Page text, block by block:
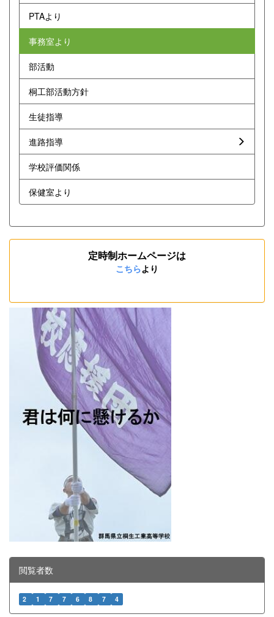
PTAより
事務室より
部活動
桐工部活動方針
生徒指導
進路指導
学校評価関係
保健室より
定時制ホームページは
こちらより
閲覧者数
2 1 7 7 6 8 7 4